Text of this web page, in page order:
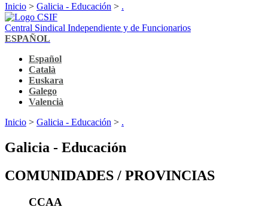
Inicio > Galicia - Educación > .
Central Sindical Independiente y de Funcionarios
ESPAÑOL
Español
Català
Euskara
Galego
Valencià
Inicio > Galicia - Educación > .
Galicia - Educación
COMUNIDADES / PROVINCIAS
CCAA